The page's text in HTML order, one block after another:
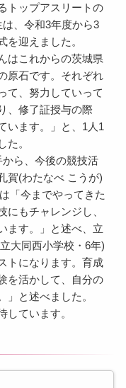
トップアスリートの
、令和3年度から3
を迎えました。
はこれからの茨城県
原石です。それぞれ
て、努力していって
、修了証授与の際
います。」と、1人1
た。
ら、今後の競技活
賀(わたなべ こうが)
「今までやってきた
にもチャレンジし、
ます。」と述べ、立
大同西小学校・6年)
トになります。育成
を活かして、自分の
」と述べました。
しています。